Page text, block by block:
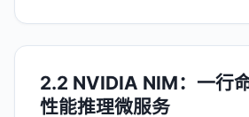
2.2 NVIDIA NIM：一行
性能推理微服务